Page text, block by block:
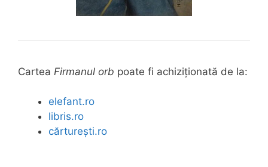
Cartea Firmanul orb poate fi achiziționată de la:
elefant.ro
libris.ro
cărturești.ro